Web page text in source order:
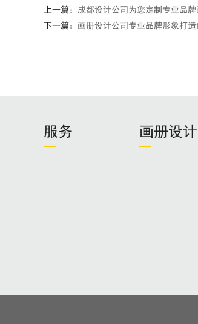
上一篇： 成都设计公司为您定制专业品
下一篇： 画册设计公司专业品牌形象打
服务 画册设